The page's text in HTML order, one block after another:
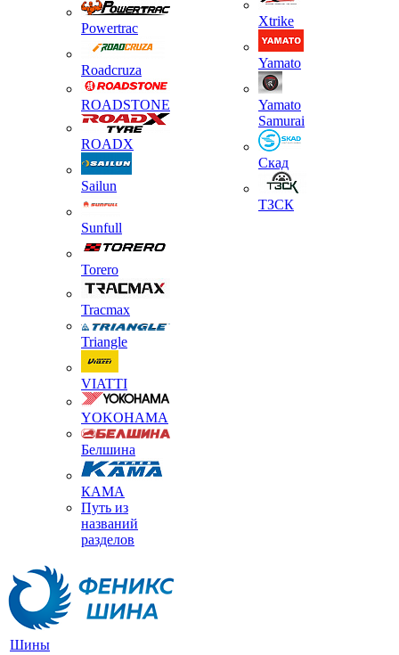
Powertrac
Roadcruza
ROADSTONE
ROADX
Sailun
Sunfull
Torero
Tracmax
Triangle
VIATTI
YOKOHAMA
Белшина
КАМА
Путь из
названий
разделов
Xtrike
Yamato
Yamato
Samurai
Скад
ТЗСК
Шины